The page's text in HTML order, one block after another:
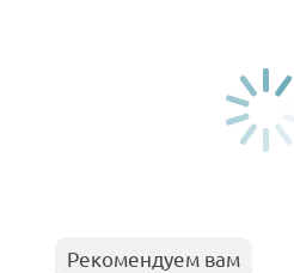
Рекомендуем вам